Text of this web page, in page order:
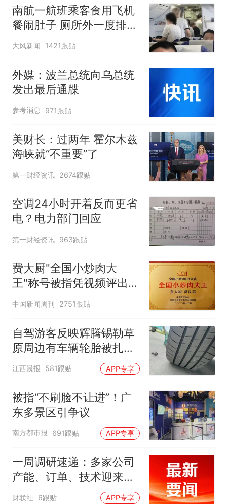
南航一航班乘客食用飞机
餐闹肚子 厕所外一度排长
队
大风新闻 1421跟贴
外媒：波兰总统向乌总统
发出最后通牒
参考消息 971跟贴
美财长：过两年 霍尔木兹
海峡就“不重要”了
第一财经资讯 2674跟贴
空调24小时开着反而更省
电？电力部门回应
第一财经资讯 963跟贴
费大厨"全国小炒肉大
王"称号被指凭视频评出
官方回应
中国新闻周刊 2751跟贴
自驾游客反映辉腾锡勒草
原周边有车辆轮胎被扎，
修理店铺换胎价格高达千
元，官方发布情况通报
江西晨报 581跟贴 APP专享
被指“不刷脸不让进”！广
东多景区引争议
南方都市报 691跟贴 APP专享
一周调研速递：多家公司
产能、订单、技术迎来突
破，涉及PCB、MLCC、
财联社 6跟贴 APP专享